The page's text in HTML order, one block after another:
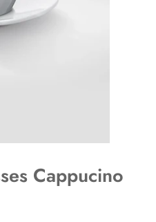
Cappucino